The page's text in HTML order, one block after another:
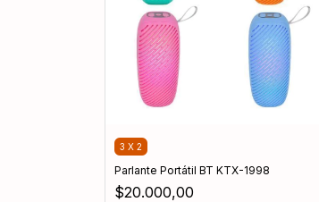
Mini GTS-2097 BT
3 X 2
Parlante Portátil BT KTX-1998
$20.000,00